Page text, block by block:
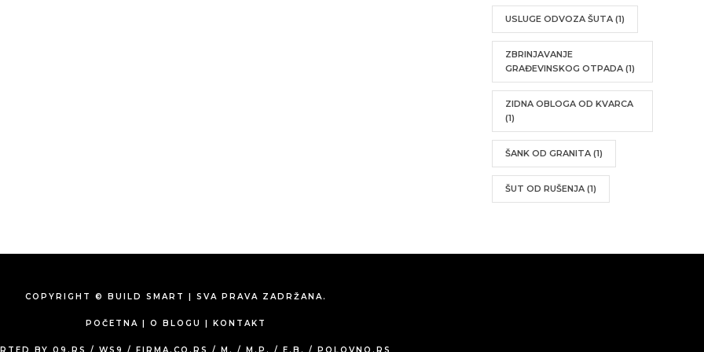
USLUGE ODVOZA ŠUTA (1)
ZBRINJAVANJE
GRAĐEVINSKOG OTPADA (1)
ZIDNA OBLOGA OD KVARCA
(1)
ŠANK OD GRANITA (1)
ŠUT OD RUŠENJA (1)
COPYRIGHT © BUILD SMART | SVA PRAVA ZADRŽANA.
POČETNA | O BLOGU | KONTAKT